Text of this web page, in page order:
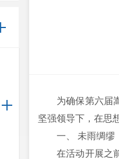
为确保第六届
坚强领导下，在思
一、 未雨绸缪
在活动开展之